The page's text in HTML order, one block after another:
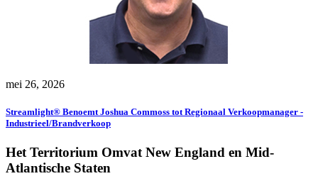
mei 26, 2026
Streamlight® Benoemt Joshua Commoss tot Regionaal Verkoopmanager -
Industrieel/Brandverkoop
Het Territorium Omvat New England en Mid-
Atlantische Staten